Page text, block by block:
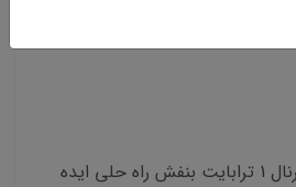
هارد دیسک های اینترنال 1 ترابایت بنفش راه حلی ایده